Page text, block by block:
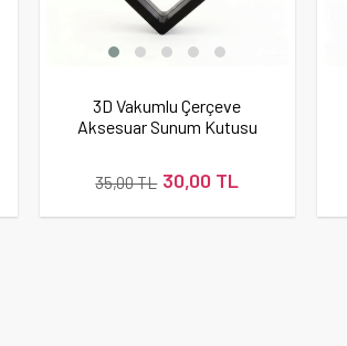
3D Vakumlu Çerçeve
Aksesuar Sunum Kutusu
30,00 TL
35,00 TL